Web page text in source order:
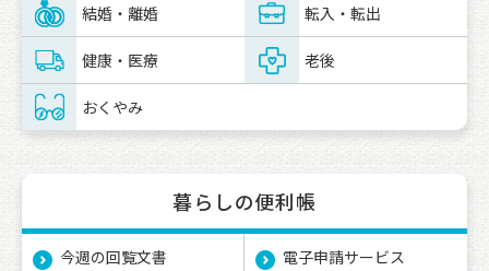
結婚・離婚 転入・転出
健康・医療 老後
おくやみ
暮らしの便利帳
今週の回覧文書 電子申請サービス